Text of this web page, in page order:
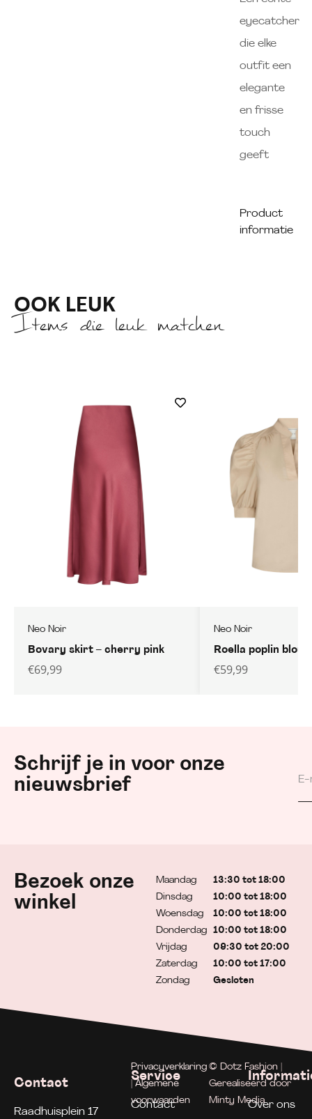
Product
informatie
eyecatcher
die elke
outfit een
elegante
en frisse
touch
geeft
OOK LEUK
Items die leuk matchen
Neo Noir
Bovary skirt – cherry pink
€69,99
Neo Noir
Roella poplin
€59,99
Schrijf je in voor onze
nieuwsbrief
Bezoek onze
winkel
Maandag
Dinsdag
Woensdag
Donderdag
Vrijdag
Zaterdag
Zondag
13:30 tot 18:00
10:00 tot 18:00
10:00 tot 18:00
10:00 tot 18:00
09:30 tot 20:00
10:00 tot 17:00
Gesloten
Contact
Raadhuisplein 17
Service
Contact
Over ons
Privacyverklaring
| Algemene
voorwaarden
© Dotz Fashion |
Gerealiseerd door
Minty Media